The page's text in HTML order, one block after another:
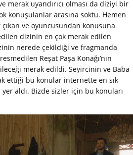
merak uyandırıcı olması da diziyi bir
konuşulanlar arasına soktu. Hemen
ve oyuncusundan konusuna
dizinin en çok merak edilen
nerede çekildiği ve fragmanda
Reşat Paşa Konağı’nın
merak edildi. Seyircinin ve Baba
ettiği bu konular internette en sık
yer aldı. Bizde sizler için bu konuları